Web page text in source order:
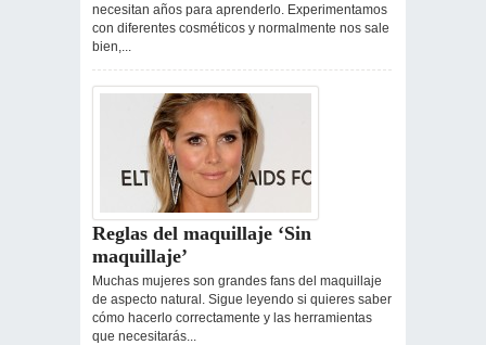
necesitan años para aprenderlo. Experimentamos
con diferentes cosméticos y normalmente nos sale
bien,...
Reglas del maquillaje ‘Sin
maquillaje’
Muchas mujeres son grandes fans del maquillaje
de aspecto natural. Sigue leyendo si quieres saber
cómo hacerlo correctamente y las herramientas
que necesitarás...